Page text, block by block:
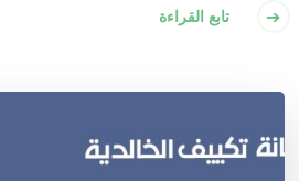
تابع القراءة